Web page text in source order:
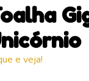
e veja!